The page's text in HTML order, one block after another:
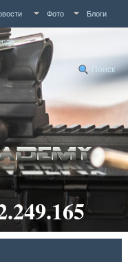
Фото Блоги
Поиск